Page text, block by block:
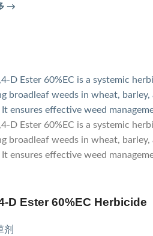
→
D Ester 60%EC Herbicide
剂